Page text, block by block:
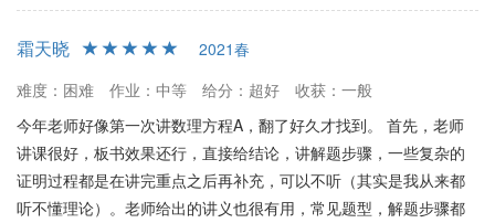
霜天晓
2021春
难度：困难
作业：中等 给分：超好
收获：一般
今年老师好像第一次讲数理方程A，翻了好久才找到。 首先，老师
讲课很好，板书效果还行，直接给结论，讲解题步骤，一些复杂的
证明过程都是在讲完重点之后再补充，可以不听（其实是我从来都
听不懂理论）。老师给出的讲义也很有用，常见题型，解题步骤都